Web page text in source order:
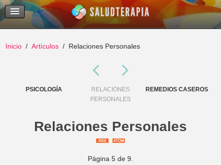
Temas Recientes
Buscar
Inicio Artículos Relaciones Personales
RELACIONES
PERSONALES
REMEDIOS CASEROS
PSICOLOGÍA
Relaciones Personales
Página 5 de 9.